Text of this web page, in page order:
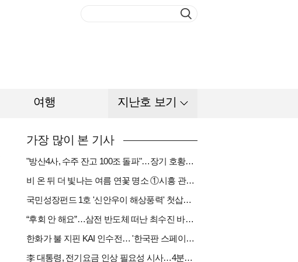
여행 지난호 보기
가장 많이 본 기사
"방산4사, 수주 잔고 100조 돌파"…장기 호황기 들어섰다[다시 나는 K방산①]
비 온 뒤 더 빛나는 여름 연꽃 명소 ①시흥 관곡지
국민성장펀드 1호 '신안우이 해상풍력' 첫삽…바람소득 시동[하반기 에너지②]
“후회 안 해요”…삼전 반도체 떠난 최수진 바텐더의 ‘피어오름’[피플]
한화가 불 지핀 KAI 인수전… '한국판 스페이스X' 탄생 촉각[다시 나는 K방산③]
李 대통령, 전기요금 인상 필요성 시사…4분기엔 오를까